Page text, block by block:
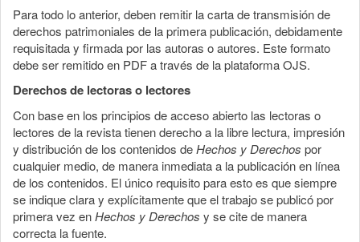
Para todo lo anterior, deben remitir la carta de transmisión de
derechos patrimoniales de la primera publicación, debidamente
requisitada y firmada por las autoras o autores. Este formato
debe ser remitido en PDF a través de la plataforma OJS.
Derechos de lectoras o lectores
Con base en los principios de acceso abierto las lectoras o
lectores de la revista tienen derecho a la libre lectura, impresión
y distribución de los contenidos deHechos y Derechos por
cualquier medio, de manera inmediata a la publicación en línea
de los contenidos. El único requisito para esto es que siempre
se indique clara y explícitamente que el trabajo se publicó por
primera vez enHechos y Derechos y se cite de manera
correcta la fuente.